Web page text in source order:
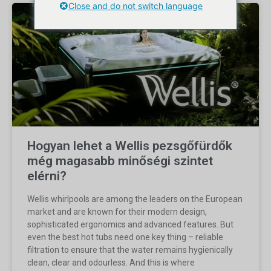
Hogyan lehet a Wellis pezsgőfürdők
még magasabb minőségi szintet
elérni?
Wellis whirlpools are among the leaders on the European
market and are known for their modern design,
sophisticated ergonomics and advanced features. But
even the best hot tubs need one key thing – reliable
filtration to ensure that the water remains hygienically
clean, clear and odourless. And this is where
Close and do not switch language